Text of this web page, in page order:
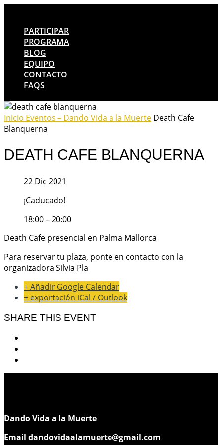
PARTICIPAR
PROGRAMA
BLOG
EQUIPO
CONTACTO
FAQS
Inicio Eventos – Dando Vida a la Muerte Death Cafe
Blanquerna
DEATH CAFE BLANQUERNA
22 Dic 2021
¡Caducado!
18:00 – 20:00
Death Cafe presencial en Palma Mallorca
Para reservar tu plaza, ponte en contacto con la
organizadora Silvia Pla
+ Añadir Google Calendar
+ exportación iCal / Outlook
SHARE THIS EVENT
Dando Vida a la Muerte
Email dandovidaalamuerte@gmail.com